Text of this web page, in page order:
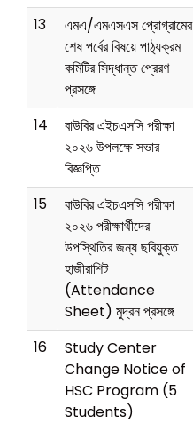
13
এমএ/এমএসএস প্রোগ্রামের
শেষ পর্বের বিষয়ে পাঠ্যক্রম
কমিটির সিদ্ধান্ত প্রেরণ
প্রসঙ্গে
14
বাউবির এইচএসসি পরীক্ষা
২০২৬ উপলক্ষে সভার
বিজ্ঞপ্তি
15
বাউবির এইচএসসি পরীক্ষা
২০২৬ পরীক্ষার্থীদের
উপস্থিতির জন্য ছবিযুক্ত
হাজীরাশিট
(Attendance
Sheet) মুদ্রন প্রসঙ্গে
16
Study Center
Change Notice of
HSC Program (5
Students)